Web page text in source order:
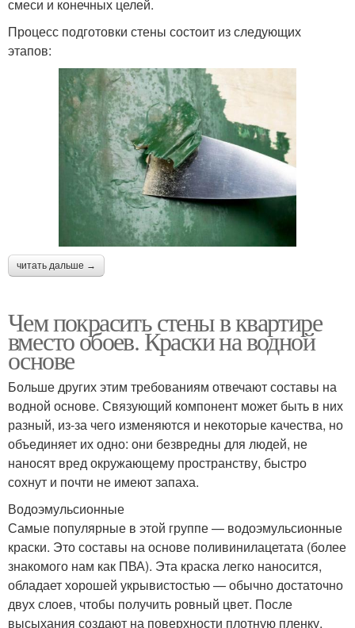
смеси и конечных целей.
Процесс подготовки стены состоит из следующих
этапов:
читать дальше →
Чем покрасить стены в квартире
вместо обоев. Краски на водной
основе
Больше других этим требованиям отвечают составы на
водной основе. Связующий компонент может быть в них
разный, из-за чего изменяются и некоторые качества, но
объединяет их одно: они безвредны для людей, не
наносят вред окружающему пространству, быстро
сохнут и почти не имеют запаха.
Водоэмульсионные
Самые популярные в этой группе — водоэмульсионные
краски. Это составы на основе поливинилацетата (более
знакомого нам как ПВА). Эта краска легко наносится,
обладает хорошей укрывистостью — обычно достаточно
двух слоев, чтобы получить ровный цвет. После
высыхания создают на поверхности плотную пленку,